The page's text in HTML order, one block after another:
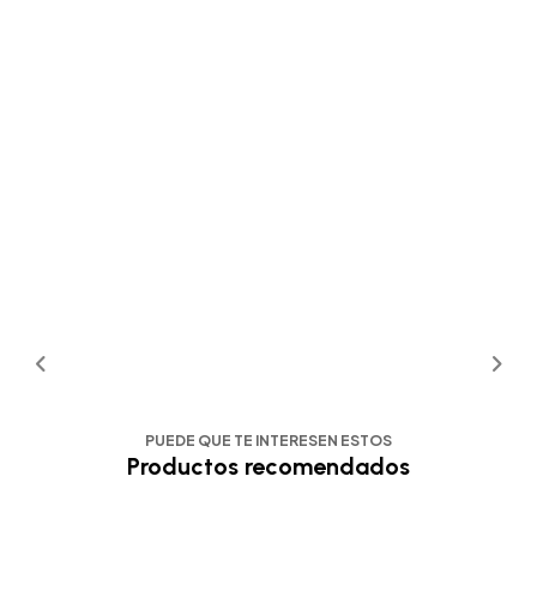
PUEDE QUE TE INTERESEN ESTOS
Productos recomendados